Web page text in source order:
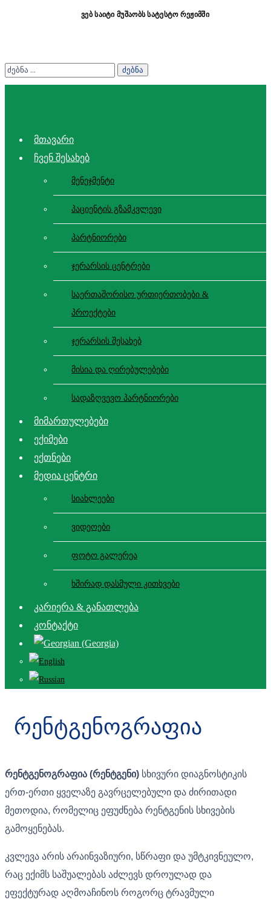
ვებ საიტი მუშაობს სატესტო რეჟიმში
მთავარი
ჩვენ შესახებ
მენეჯმენტი
პაციენტის გზამკვლევი
პარტნიორები
ჯერარსის ცენტრები
საერთაშორისო ურთიერთობები &
პროექტები
ჯერარსის შესახებ
მისია და ღირებულებები
სადაზღვევო პარტნიორები
მიმართულებები
ექიმები
ექთნები
მედია ცენტრი
სიახლეები
ვიდეოები
ფოტო გალერეა
ხშირად დასმული კითხვები
კარიერა & განათლება
კონტაქტი
რენტგენოგრაფია
რენტგენოგრაფია (რენტგენი) სხივური დიაგნოსტიკის
ერთ-ერთი ყველაზე გავრცელებული და ძირითადი
მეთოდია, რომელიც ეფუძნება რენტგენის სხივების
გამოყენებას.
კვლევა არის არაინვაზიური, სწრაფი და უმტკივნეულო,
რაც ექიმს საშუალებას აძლევს დროულად და
ეფექტურად აღმოაჩინოს როგორც ტრავმული